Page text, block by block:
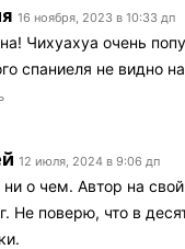
16 ноября, 2023 в 10:33 дп
Чихуахуа очень
спаниеля не видно
12 июля, 2024 в 9:06 дп
ни о чем. Автор на
Не поверю, что в